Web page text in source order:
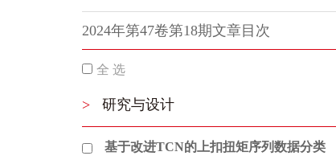
2024年第47卷第18期文章目次
全 选
> 研究与设计
基于改进TCN的上扣扭矩序列数据分类